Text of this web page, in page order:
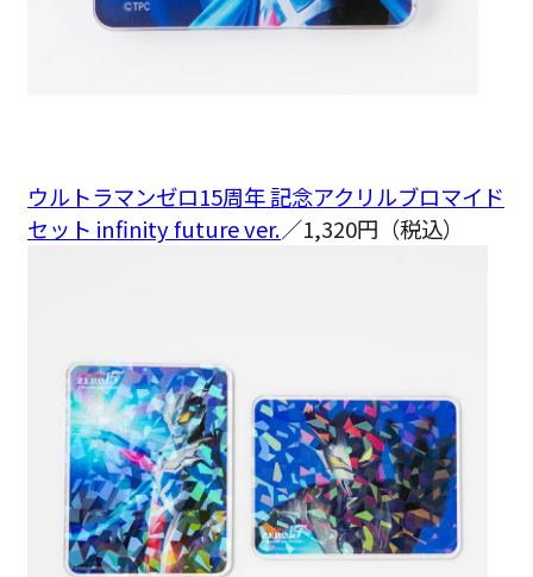
ウルトラマンゼロ15周年 記念アクリルブロマイド
セット infinity future ver.／1,320円（税込）